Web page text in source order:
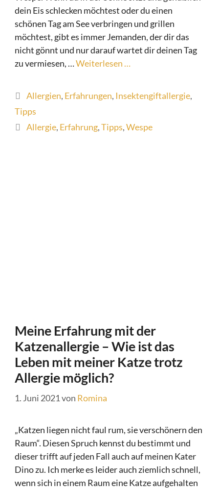
dein Eis schlecken möchtest oder du einen
schönen Tag am See verbringen und grillen
möchtest, gibt es immer Jemanden, der dir das
nicht gönnt und nur darauf wartet dir deinen Tag
zu vermiesen, …Weiterlesen …
Kategorien
Allergien, Erfahrungen, Insektengiftallergie,
Tipps
Schlagwörter
Allergie, Erfahrung,Tipps,Wespe
Meine Erfahrung mit der
Katzenallergie – Wie ist das
Leben mit meiner Katze trotz
Allergie möglich?
1. Juni 2021von Romina
„Katzen liegen nicht faul rum, sie verschönern den
Raum“. Diesen Spruch kennst du bestimmt und
dieser trifft auf jeden Fall auch auf meinen Kater
Dino zu. Ich merke es leider auch ziemlich schnell,
wenn sich in einem Raum eine Katze aufgehalten